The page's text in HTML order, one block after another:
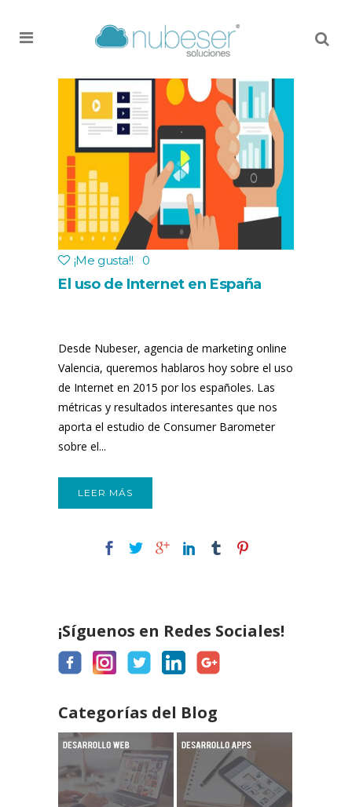
¡Me gusta!! 0
El uso de Internet en España
Desde Nubeser, agencia de marketing online
Valencia, queremos hablaros hoy sobre el uso
de Internet en 2015 por los españoles. Las
métricas y resultados interesantes que nos
aporta el estudio de Consumer Barometer
sobre el...
LEER MÁS
¡Síguenos en Redes Sociales!
Categorías del Blog